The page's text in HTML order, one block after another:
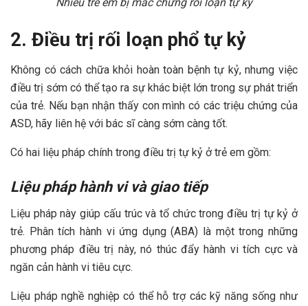
2. Điều trị rối loạn phổ tự kỷ
Không có cách chữa khỏi hoàn toàn bệnh tự kỷ, nhưng việc
điều trị sớm có thể tạo ra sự khác biệt lớn trong sự phát triển
của trẻ. Nếu bạn nhận thấy con mình có các triệu chứng của
ASD, hãy liên hệ với bác sĩ càng sớm càng tốt.
Có hai liệu pháp chính trong điều trị tự kỷ ở trẻ em gồm:
Liệu pháp hành vi và giao tiếp
Liệu pháp này giúp cấu trúc và tổ chức trong điều trị tự kỷ ở
trẻ. Phân tích hành vi ứng dụng (ABA) là một trong những
phương pháp điều trị này, nó thúc đẩy hành vi tích cực và
ngăn cản hành vi tiêu cực.
Liệu pháp nghề nghiệp có thể hỗ trợ các kỹ năng sống như